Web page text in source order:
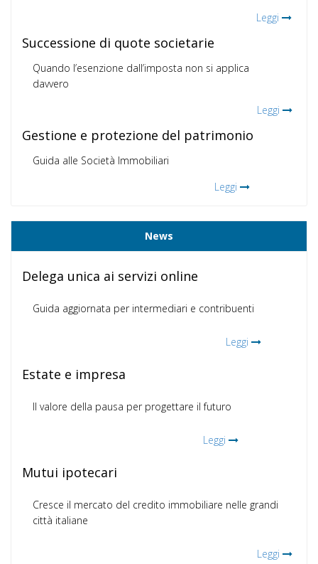
Leggi
Successione di quote societarie
Quando l’esenzione dall’imposta non si applica
davvero
Leggi
Gestione e protezione del patrimonio
Guida alle Società Immobiliari
Leggi
News
Delega unica ai servizi online
Guida aggiornata per intermediari e contribuenti
Leggi
Estate e impresa
Il valore della pausa per progettare il futuro
Leggi
Mutui ipotecari
Cresce il mercato del credito immobiliare nelle grandi
città italiane
Leggi